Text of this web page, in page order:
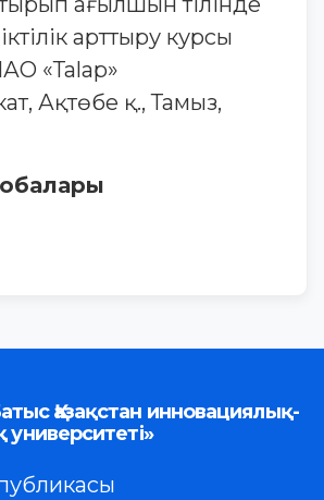
арттыру курсы
«Таlap»
Ақтөбе қ., Тамыз,
Қазақстан инновациялық-